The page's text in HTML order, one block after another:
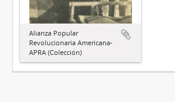
Alianza Popular
Revolucionaria Americana-
APRA (Colección)